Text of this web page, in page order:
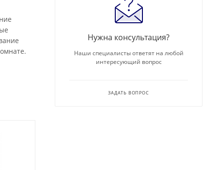
Нужна консультация?
Наши специалисты ответят на любой
интересующий вопрос
ЗАДАТЬ ВОПРОС